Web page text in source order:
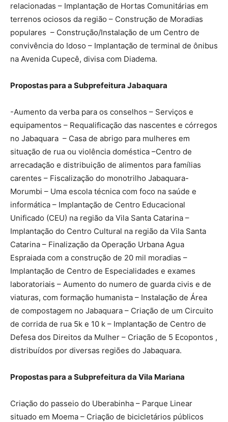
relacionadas – Implantação de Hortas Comunitárias em
terrenos ociosos da região – Construção de Moradias
populares – Construção/Instalação de um Centro de
convivência do Idoso – Implantação de terminal de ônibus
na Avenida Cupecê, divisa com Diadema.
Propostas para a Subprefeitura Jabaquara
-Aumento da verba para os conselhos – Serviços e
equipamentos – Requalificação das nascentes e córregos
no Jabaquara – Casa de abrigo para mulheres em
situação de rua ou violência doméstica –Centro de
arrecadação e distribuição de alimentos para famílias
carentes – Fiscalização do monotrilho Jabaquara-
Morumbi – Uma escola técnica com foco na saúde e
informática – Implantação de Centro Educacional
Unificado (CEU) na região da Vila Santa Catarina –
Implantação do Centro Cultural na região da Vila Santa
Catarina – Finalização da Operação Urbana Agua
Espraiada com a construção de 20 mil moradias –
Implantação de Centro de Especialidades e exames
laboratoriais – Aumento do numero de guarda civis e de
viaturas, com formação humanista – Instalação de Área
de compostagem no Jabaquara – Criação de um Circuito
de corrida de rua 5k e 10 k – Implantação de Centro de
Defesa dos Direitos da Mulher – Criação de 5 Ecopontos ,
distribuídos por diversas regiões do Jabaquara.
Propostas para a Subprefeitura da Vila Mariana
Criação do passeio do Uberabinha – Parque Linear
situado em Moema – Criação de bicicletários públicos